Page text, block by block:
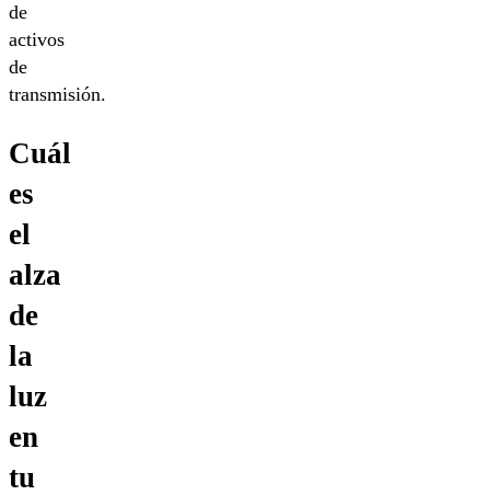
de
activos
de
transmisión.
Cuál
es
el
alza
de
la
luz
en
tu